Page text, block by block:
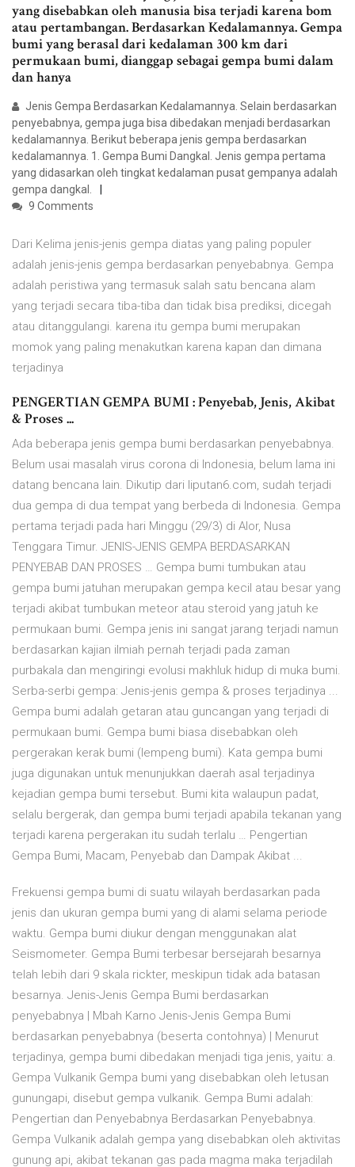
yang disebabkan oleh manusia bisa terjadi karena bom
atau pertambangan. Berdasarkan Kedalamannya. Gempa
bumi yang berasal dari kedalaman 300 km dari
permukaan bumi, dianggap sebagai gempa bumi dalam
dan hanya
Jenis Gempa Berdasarkan Kedalamannya. Selain berdasarkan
penyebabnya, gempa juga bisa dibedakan menjadi berdasarkan
kedalamannya. Berikut beberapa jenis gempa berdasarkan
kedalamannya. 1. Gempa Bumi Dangkal. Jenis gempa pertama
yang didasarkan oleh tingkat kedalaman pusat gempanya adalah
gempa dangkal.
9 Comments
Dari Kelima jenis-jenis gempa diatas yang paling populer
adalah jenis-jenis gempa berdasarkan penyebabnya. Gempa
adalah peristiwa yang termasuk salah satu bencana alam
yang terjadi secara tiba-tiba dan tidak bisa prediksi, dicegah
atau ditanggulangi. karena itu gempa bumi merupakan
momok yang paling menakutkan karena kapan dan dimana
terjadinya
PENGERTIAN GEMPA BUMI : Penyebab, Jenis, Akibat
& Proses ...
Ada beberapa jenis gempa bumi berdasarkan penyebabnya.
Belum usai masalah virus corona di Indonesia, belum lama ini
datang bencana lain. Dikutip dari liputan6.com, sudah terjadi
dua gempa di dua tempat yang berbeda di Indonesia. Gempa
pertama terjadi pada hari Minggu (29/3) di Alor, Nusa
Tenggara Timur. JENIS-JENIS GEMPA BERDASARKAN
PENYEBAB DAN PROSES … Gempa bumi tumbukan atau
gempa bumi jatuhan merupakan gempa kecil atau besar yang
terjadi akibat tumbukan meteor atau steroid yang jatuh ke
permukaan bumi. Gempa jenis ini sangat jarang terjadi namun
berdasarkan kajian ilmiah pernah terjadi pada zaman
purbakala dan mengiringi evolusi makhluk hidup di muka bumi.
Serba-serbi gempa: Jenis-jenis gempa & proses terjadinya ...
Gempa bumi adalah getaran atau guncangan yang terjadi di
permukaan bumi. Gempa bumi biasa disebabkan oleh
pergerakan kerak bumi (lempeng bumi). Kata gempa bumi
juga digunakan untuk menunjukkan daerah asal terjadinya
kejadian gempa bumi tersebut. Bumi kita walaupun padat,
selalu bergerak, dan gempa bumi terjadi apabila tekanan yang
terjadi karena pergerakan itu sudah terlalu … Pengertian
Gempa Bumi, Macam, Penyebab dan Dampak Akibat ...
Frekuensi gempa bumi di suatu wilayah berdasarkan pada
jenis dan ukuran gempa bumi yang di alami selama periode
waktu. Gempa bumi diukur dengan menggunakan alat
Seismometer. Gempa Bumi terbesar bersejarah besarnya
telah lebih dari 9 skala rickter, meskipun tidak ada batasan
besarnya. Jenis-Jenis Gempa Bumi berdasarkan
penyebabnya | Mbah Karno Jenis-Jenis Gempa Bumi
berdasarkan penyebabnya (beserta contohnya) | Menurut
terjadinya, gempa bumi dibedakan menjadi tiga jenis, yaitu: a.
Gempa Vulkanik Gempa bumi yang disebabkan oleh letusan
gunungapi, disebut gempa vulkanik. Gempa Bumi adalah:
Pengertian dan Penyebabnya Berdasarkan Penyebabnya.
Gempa Vulkanik adalah gempa yang disebabkan oleh aktivitas
gunung api, akibat tekanan gas pada magma maka terjadilah